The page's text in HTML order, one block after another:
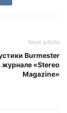
Next article
Burmester
журнале «Stereo
Magazine»